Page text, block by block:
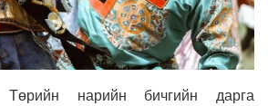
нарийн бичгийн дарга